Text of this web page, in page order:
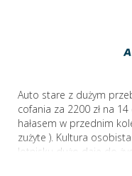
Auto stare z dużym
cofania za 2200 zł na
hałasem w przednim
zużyte ). Kultura
lotnisku dużo daje do
podnosząc głos że